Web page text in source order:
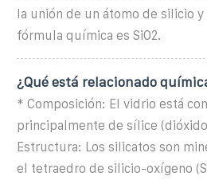
la unión de un átomo de silicio
fórmula química es SiO2.
¿Qué está relacionado
* Composición: El vidrio está
principalmente de sílice
Estructura: Los silicatos son
el tetraedro de silicio-oxígeno